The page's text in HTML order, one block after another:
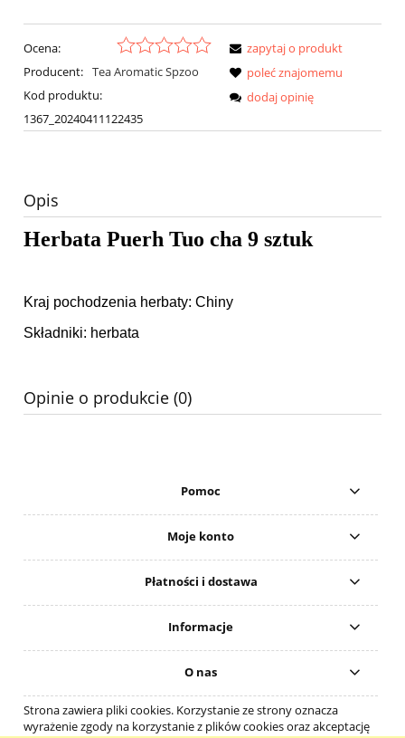
Ocena:
Producent: Tea Aromatic Spzoo
Kod produktu:
1367_20240411122435
zapytaj o produkt
poleć znajomemu
dodaj opinię
Opis
Herbata Puerh Tuo cha 9 sztuk
Kraj pochodzenia herbaty: Chiny
Składniki: herbata
Opinie o produkcie (0)
Pomoc
Moje konto
Płatności i dostawa
Informacje
O nas
Strona zawiera pliki cookies. Korzystanie ze strony oznacza
wyrażenie zgody na korzystanie z plików cookies oraz akceptację